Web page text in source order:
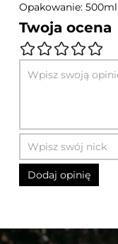
Opakowanie: 500ml
Twoja ocena